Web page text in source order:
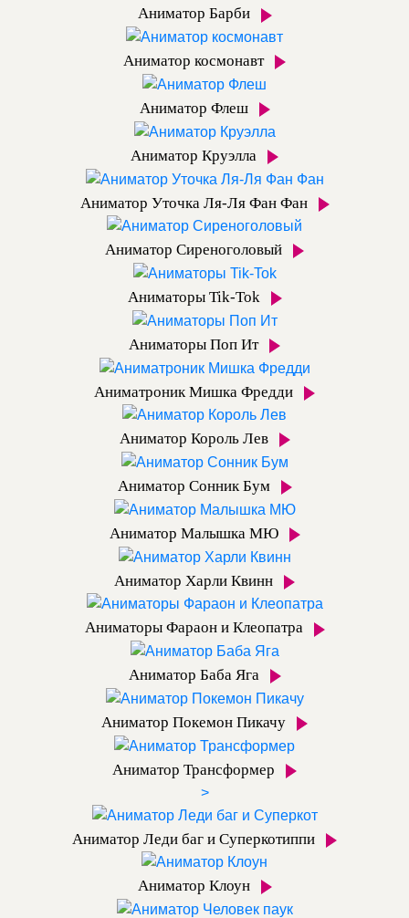
Аниматор Барби
Аниматор космонавт
Аниматор Флеш
Аниматор Круэлла
Аниматор Уточка Ля-Ля Фан Фан
Аниматор Сиреноголовый
Аниматоры Tik-Tok
Аниматоры Поп Ит
Аниматроник Мишка Фредди
Аниматор Король Лев
Аниматор Сонник Бум
Аниматор Малышка МЮ
Аниматор Харли Квинн
Аниматоры Фараон и Клеопатра
Аниматор Баба Яга
Аниматор Покемон Пикачу
Аниматор Трансформер
>
Аниматор Леди баг и Суперкотиппи
Аниматор Клоун